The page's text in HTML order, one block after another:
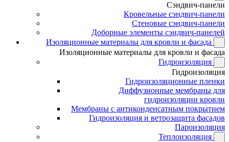
Сэндвич-панели
Кровельные сэндвич-панели
Стеновые сэндвич-панели
Доборные элементы сэндвич-панелей
Изоляционные материалы для кровли и фасада
Изоляционные материалы для кровли и фасада
Гидроизоляция
Гидроизоляция
Гидроизоляционные пленки
Диффузионные мембраны для
гидроизоляции кровли
Мембраны с антиконденсатным покрытием
Гидроизоляция и ветрозащита фасадов
Пароизоляция
Теплоизоляция